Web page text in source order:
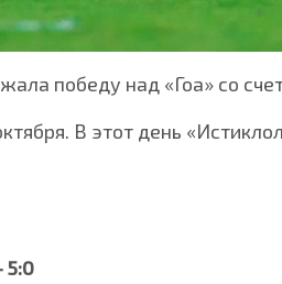
победу над «Гоа» со
В этот день
5:0